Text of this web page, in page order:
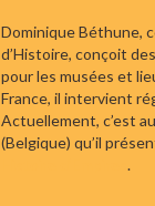
Dominique Béthune,
d’Histoire, conçoit
pour les musées et
France, il intervient
Actuellement, c’est
(Belgique) qu’il
Histoire d’Empires.